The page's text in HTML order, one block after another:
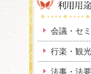
会議・セ
行楽・観光
法事・法要